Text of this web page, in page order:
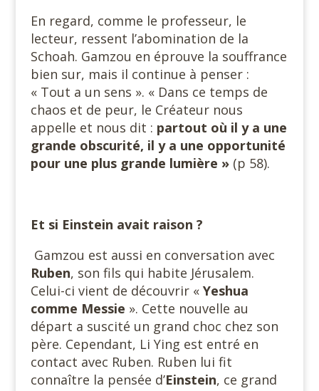
En regard, comme le professeur, le
lecteur, ressent l’abomination de la
Schoah. Gamzou en éprouve la souffrance
bien sur, mais il continue à penser :
« Tout a un sens ». « Dans ce temps de
chaos et de peur, le Créateur nous
appelle et nous dit : partout où il y a une
grande obscurité, il y a une opportunité
pour une plus grande lumière »(p 58).
Et si Einstein avait raison ?
Gamzou est aussi en conversation avec
Ruben, son fils qui habite Jérusalem.
Celui-ci vient de découvrir « Yeshua
comme Messie ». Cette nouvelle au
départ a suscité un grand choc chez son
père. Cependant, Li Ying est entré en
contact avec Ruben. Ruben lui fit
connaître la pensée d’Einstein, ce grand